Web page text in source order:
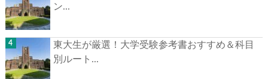
ン...
東大生が厳選！大学受験参考書おすすめ＆科目
別ルート...